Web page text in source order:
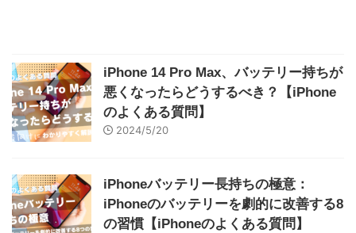
iPhone 14 Pro Max、バッテリー持ちが
悪くなったらどうするべき？【iPhone
のよくある質問】
2024/5/20
iPhoneバッテリー長持ちの極意：
iPhoneのバッテリーを劇的に改善する8
の習慣【iPhoneのよくある質問】